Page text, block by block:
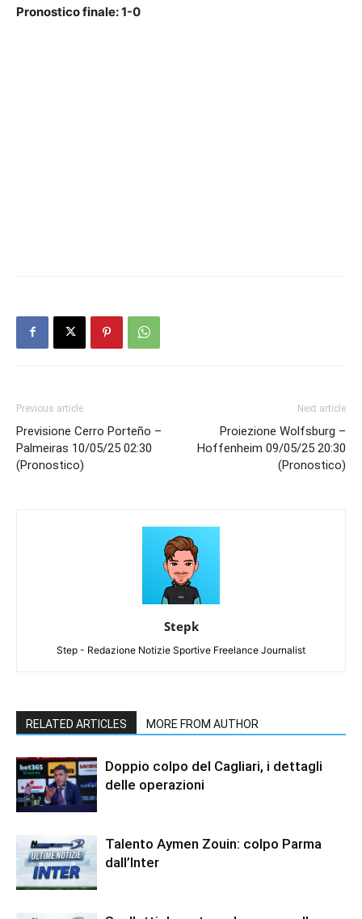
Pronostico finale: 1-0
Previous article
Previsione Cerro Porteño –
Palmeiras 10/05/25 02:30
(Pronostico)
Next article
Proiezione Wolfsburg –
Hoffenheim 09/05/25 20:30
(Pronostico)
Stepk
Step - Redazione Notizie Sportive Freelance Journalist
RELATED ARTICLES MORE FROM AUTHOR
Doppio colpo del Cagliari, i dettagli
delle operazioni
Talento Aymen Zouin: colpo Parma
dall’Inter